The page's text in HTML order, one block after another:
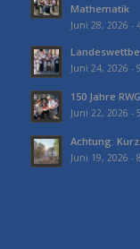
Mathematik
Juni 28, 2026 -
Juni 24, 2026 -
150 Jahre
Juni 22, 2026 -
Achtung:
Juni 19, 2026 -